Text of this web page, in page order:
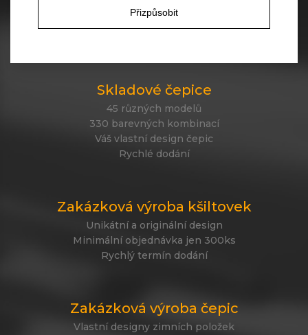
Přizpůsobit
350 barevných kombinací
Žádné minimální množství pro objednávku
Skladové čepice
45 různých modelů
330 barevných kombinací
Váš vlastní design čepic
Rychlé dodání
Zakázková výroba kšiltovek
Unikátní a originální design
Minimální objednávka jen 300ks
Rychlý termín dodání
Zakázková výroba čepic
Vlastní designy zimních položek